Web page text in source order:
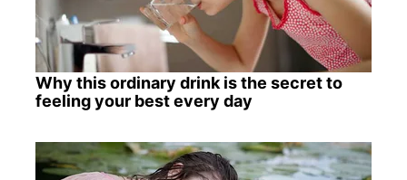
Why this ordinary drink is the secret to
feeling your best every day